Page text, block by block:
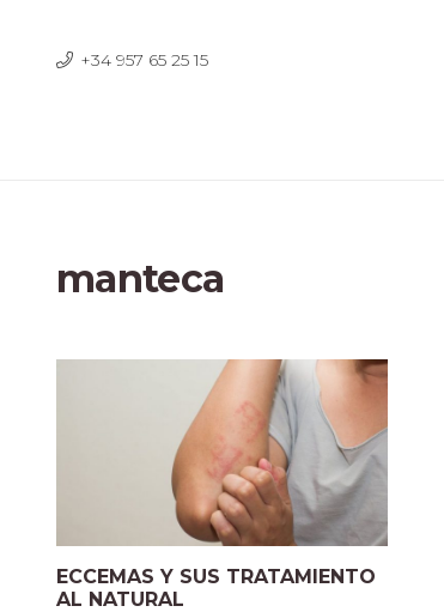
+34 957 65 25 15
manteca
ECCEMAS Y SUS TRATAMIENTO
AL NATURAL